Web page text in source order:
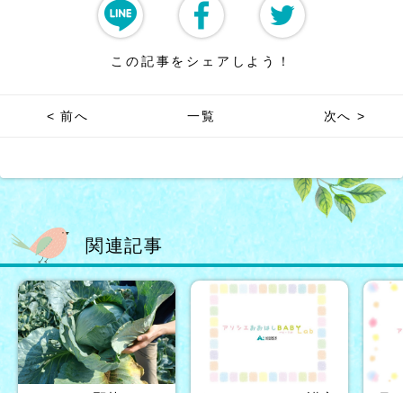
この記事をシェアしよう！
< 前へ 一覧 次へ >
関連記事